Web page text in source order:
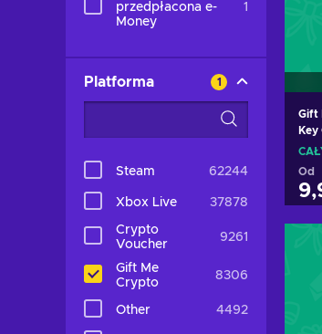
przedpłacona e-
Money
1
Platforma 1
Steam 62244
Xbox Live 37878
Crypto
Voucher
9261
Gift Me
Crypto
8306
Other 4492
Gift
Key
Od